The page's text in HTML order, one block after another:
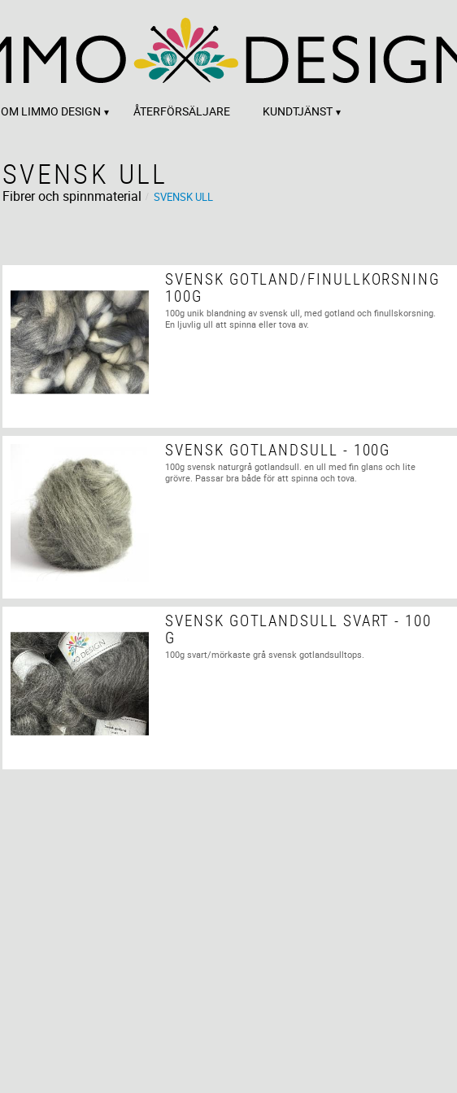
OM LIMMO DESIGN ÅTERFÖRSÄLJARE KUNDTJÄNST
SVENSK ULL
Fibrer och spinnmaterial SVENSK ULL
SVENSK GOTLAND/FINULLKORSNING
100G
100g unik blandning av svensk ull, med gotland och finullskorsning.
En ljuvlig ull att spinna eller tova av.
SVENSK GOTLANDSULL - 100G
100g svensk naturgrå gotlandsull. en ull med fin glans och lite
grövre. Passar bra både för att spinna och tova.
SVENSK GOTLANDSULL SVART - 100
G
100g svart/mörkaste grå svensk gotlandsulltops.